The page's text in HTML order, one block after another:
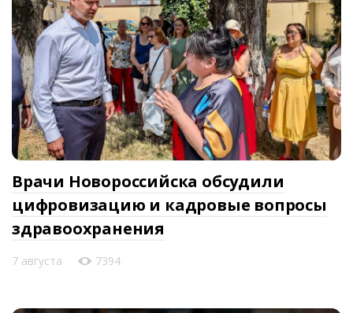
Врачи Новороссийска обсудили
цифровизацию и кадровые вопросы
здравоохранения
7 августа 7394